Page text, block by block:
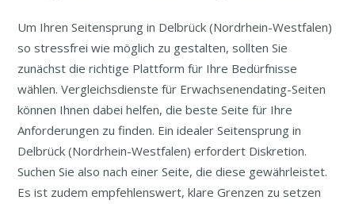
Um Ihren Seitensprung in Delbrück (Nordrhein-Westfalen)
so stressfrei wie möglich zu gestalten, sollten Sie
zunächst die richtige Plattform für Ihre Bedürfnisse
wählen. Vergleichsdienste für Erwachsenendating-Seiten
können Ihnen dabei helfen, die beste Seite für Ihre
Anforderungen zu finden. Ein idealer Seitensprung in
Delbrück (Nordrhein-Westfalen) erfordert Diskretion.
Suchen Sie also nach einer Seite, die diese gewährleistet.
Es ist zudem empfehlenswert, klare Grenzen zu setzen